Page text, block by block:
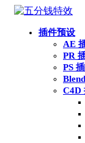
插件预设
AE
PR
PS
C4D